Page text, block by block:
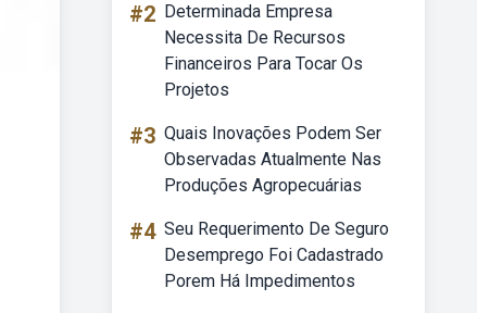
#2 Determinada Empresa
Necessita De Recursos
Financeiros Para Tocar Os
Projetos
#3 Quais Inovações Podem Ser
Observadas Atualmente Nas
Produções Agropecuárias
#4 Seu Requerimento De Seguro
Desemprego Foi Cadastrado
Porem Há Impedimentos